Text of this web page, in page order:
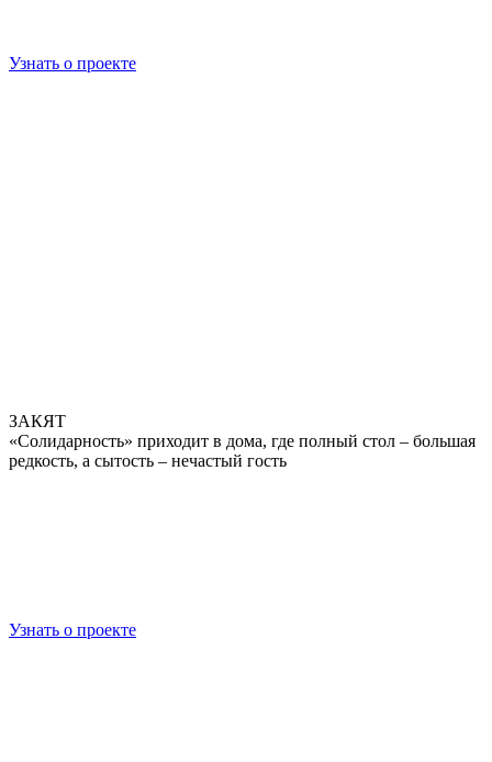
Узнать о проекте
ЗАКЯТ
«Солидарность» приходит в дома, где полный стол – большая
редкость, а сытость – нечастый гость
Узнать о проекте